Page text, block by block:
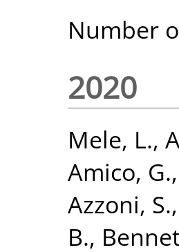
Number
2020
Mele, L.,
Amico, G.,
Azzoni, S.,
B.,